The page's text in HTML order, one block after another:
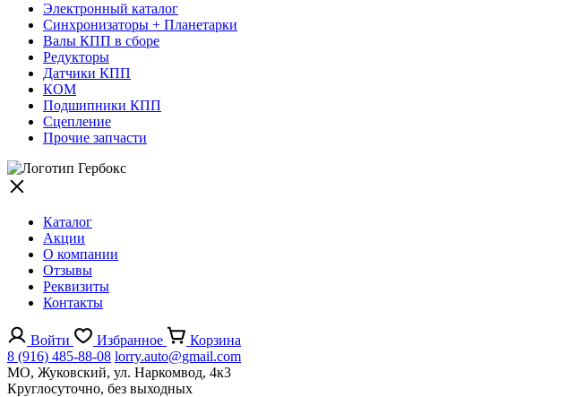
Электронный каталог
Синхронизаторы + Планетарки
Валы КПП в сборе
Редукторы
Датчики КПП
КОМ
Подшипники КПП
Сцепление
Прочие запчасти
Каталог
Акции
О компании
Отзывы
Реквизиты
Контакты
Войти Избранное
Корзина
8 (916) 485-88-08 lorry.auto@gmail.com
МО, Жуковский, ул. Наркомвод, 4к3
Круглосуточно, без выходных